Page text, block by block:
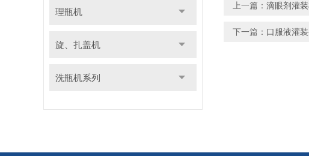
理瓶机
旋、扎盖机
洗瓶机系列
上一篇： 滴眼剂灌
下一篇： 口服液灌